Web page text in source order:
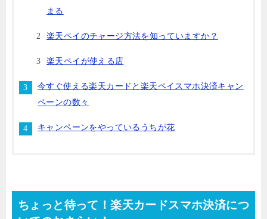
まる
楽天ペイのチャージ方法を知っていますか？
楽天ペイが使える店
今すぐ使える楽天カードと楽天ペイスマホ決済キャン
ペーンの数々
キャンペーンをやっているうちが花
ちょっと待って！楽天カードスマホ決済につ